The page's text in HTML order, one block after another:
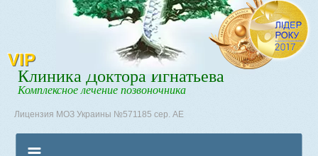
VIP
Клиника Доктора Игнатьева
Комплексное лечение позвоночника
Лицензия МОЗ Украины №571185 сер. АЕ